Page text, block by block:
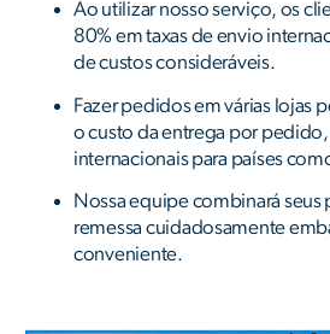
Ao utilizar nosso serviço, os
80% em taxas de envio
de custos consideráveis.
Fazer pedidos em várias lojas
o custo da entrega por
internacionais para países
Nossa equipe combinará
remessa cuidadosamente
conveniente.